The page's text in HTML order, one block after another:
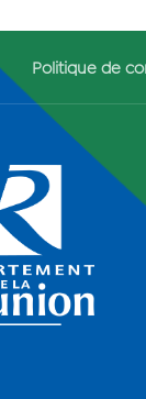
Politique de